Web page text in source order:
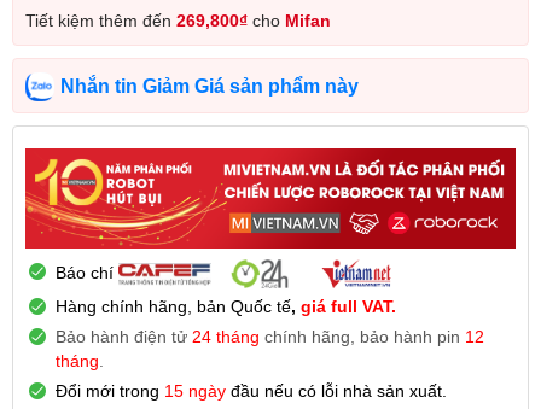
Tiết kiệm thêm đến 269,800₫ cho Mifan
Nhắn tin Giảm Giá sản phẩm này
Báo chí
Hàng chính hãng, bản Quốc tế, giá full VAT.
Bảo hành điện tử 24 tháng chính hãng, bảo hành pin 12
tháng.
Đổi mới trong 15 ngày đầu nếu có lỗi nhà sản xuất.